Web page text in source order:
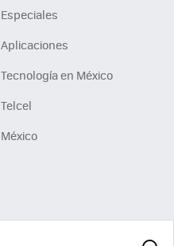
Especiales
Aplicaciones
Tecnología en México
Telcel
México